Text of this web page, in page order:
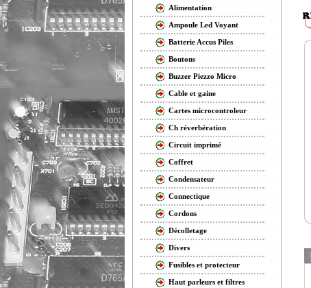
Alimentation
Ampoule Led Voyant
Batterie Accus Piles
Boutons
Buzzer Piezzo Micro
Cable et gaine
Cartes microcontroleur
Ch réverbération
Circuit imprimé
Coffret
Condensateur
Connectique
Cordons
Décolletage
Divers
Fusibles et protecteur
Haut parleurs et filtres